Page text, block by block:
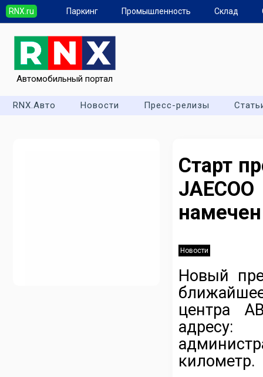
RNX.ru Паркинг Промышленность Склад
Автомобильный портал
RNX.Авто Новости Пресс-релизы
Старт
Новости
Новый
центра
километр.